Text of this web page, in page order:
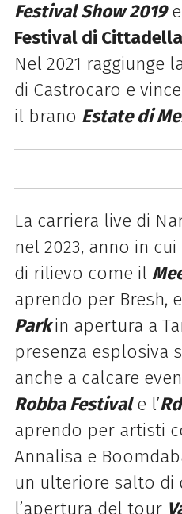
Festival Show 2019e
Festival di Cittadella
Nel 2021 raggiunge
di Castrocaro e
il brano Estate di
La carriera live di
nel 2023, anno in
di rilievo come il
aprendo per Bresh,
Park in apertura a
presenza esplosiva
anche a calcare
Robba Festivale l’
aprendo per artisti
Annalisa e
un ulteriore salto di
l’apertura del tour